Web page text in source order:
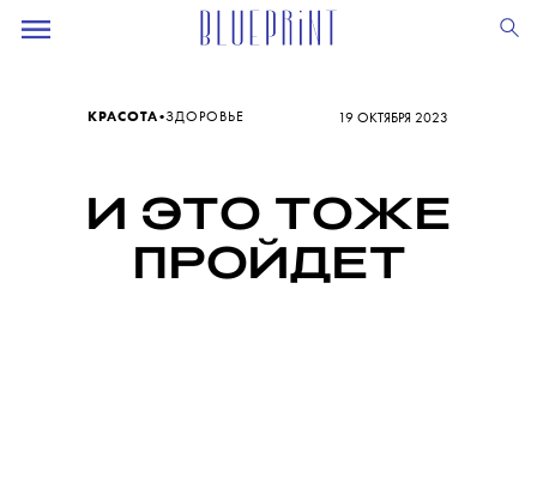
КРАСОТА•ЗДОРОВЬЕ 19 ОКТЯБРЯ 2023
И ЭТО ТОЖЕ
ПРОЙДЕТ